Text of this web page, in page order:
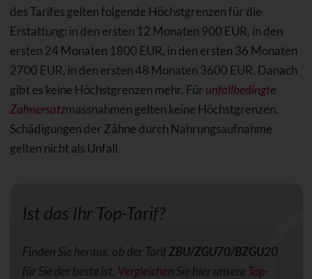
des Tarifes gelten folgende Höchstgrenzen für die
Erstattung: in den ersten 12 Monaten 900 EUR, in den
ersten 24 Monaten 1800 EUR, in den ersten 36 Monaten
2700 EUR, in den ersten 48 Monaten 3600 EUR. Danach
gibt es keine Höchstgrenzen mehr. Für unfallbedingte
Zahnersatzmassnahmen gelten keine Höchstgrenzen.
Schädigungen der Zähne durch Nahrungsaufnahme
gelten nicht als Unfall.
Ist das Ihr Top-Tarif?
Finden Sie heraus, ob der TarifZBU/ZGU70/BZGU20
für Sie der beste ist. Vergleichen Sie hier unsere Top-